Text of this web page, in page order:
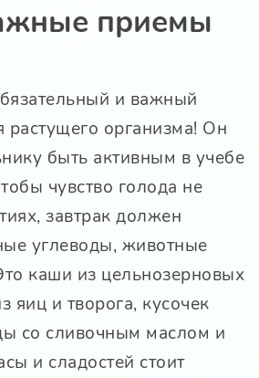
приемы
и важный
организма! Он
быть активным в учебе
чувство голода не
завтрак должен
углеводы, животные
каши из цельнозерновых
яиц и творога, кусочек
со сливочным маслом и
и сладостей стоит